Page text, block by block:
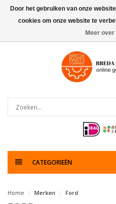
0artikelen
CATEGORIEËN
Home Merken Ford
Door het gebruiken van onze
cookies om onze website te
Meer